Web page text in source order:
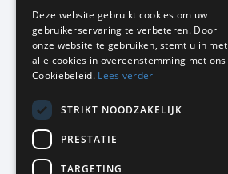
KMP Kantoormeubilair
Airport Business Park
Frankfurtstraat 29-31
1175 RH Lijnden
020-617 01 26
info@kmpkantoormeubilair.nl
Facebook
Deze website gebruikt cookies om uw
gebruikerservaring te verbeteren. Door
onze website te gebruiken, stemt u in met
alle cookies in overeenstemming met ons
Cookiebeleid. Lees verder
STRIKT NOODZAKELIJK
PRESTATIE
TARGETING